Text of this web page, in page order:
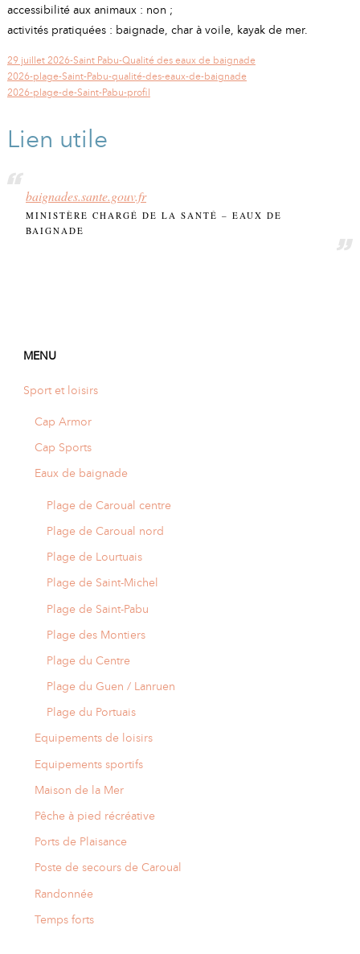
accessibilité aux animaux : non ;
activités pratiquées : baignade, char à voile, kayak de mer.
29 juillet 2026-Saint Pabu-Qualité des eaux de baignade
2026-plage-Saint-Pabu-qualité-des-eaux-de-baignade
2026-plage-de-Saint-Pabu-profil
Lien utile
baignades.sante.gouv.fr
MINISTÈRE CHARGÉ DE LA SANTÉ – EAUX DE
BAIGNADE
MENU
Sport et loisirs
Cap Armor
Cap Sports
Eaux de baignade
Plage de Caroual centre
Plage de Caroual nord
Plage de Lourtuais
Plage de Saint-Michel
Plage de Saint-Pabu
Plage des Montiers
Plage du Centre
Plage du Guen / Lanruen
Plage du Portuais
Equipements de loisirs
Equipements sportifs
Maison de la Mer
Pêche à pied récréative
Ports de Plaisance
Poste de secours de Caroual
Randonnée
Temps forts